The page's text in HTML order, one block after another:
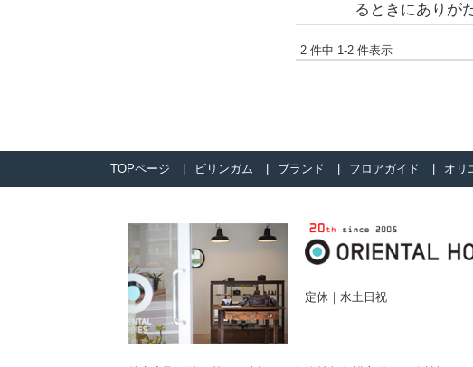
るときにありが
2 件中 1-2 件表示
TOPページ ビリンガム ブランド フロアガイド オリ
定休｜水土日祝